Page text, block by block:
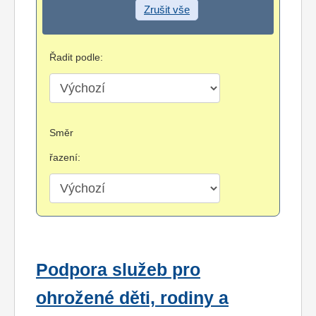
Zrušit vše
Řadit podle:
Směr
řazení:
Podpora služeb pro
ohrožené děti, rodiny a